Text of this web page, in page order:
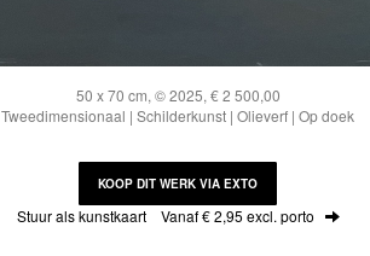
50 x 70 cm, © 2025, € 2 500,00
Tweedimensionaal | Schilderkunst | Olieverf | Op doek
KOOP DIT WERK VIA EXTO
Stuur als kunstkaart Vanaf € 2,95 excl. porto